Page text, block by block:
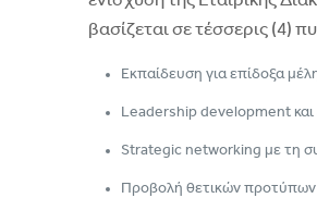
βασίζεται σε τέσσερις (4)
Εκπαίδευση για επίδοξα
Leadership development
Strategic networking με τη
Προβολή θετικών προτύπων